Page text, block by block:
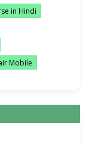
in Hindi
Mobile